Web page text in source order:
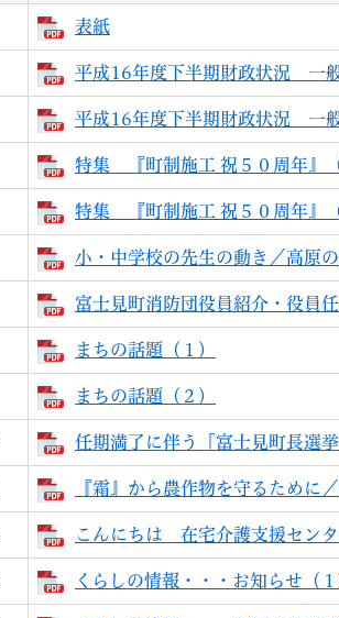
婚・離婚
サイズ ページを一時保存
表紙
平成16年度下半期財政状況 一般
平成16年度下半期財政状況 一
特集 『町制施工 祝５０周年』（
特集 『町制施工 祝５０周年』（
小・中学校の先生の動き／高原
富士見町消防団役員紹介・役員
まちの話題（１）
まちの話題（２）
任期満了に伴う「富士見町長選
『霜』から農作物を守るために
こんにちは 在宅介護支援セン
くらしの情報・・・お知らせ（１